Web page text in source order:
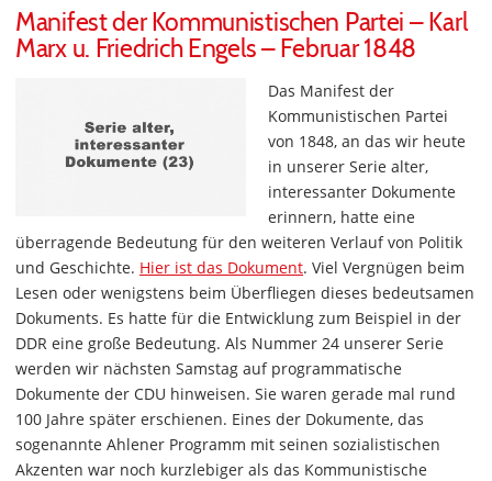
Manifest der Kommunistischen Partei – Karl
Marx u. Friedrich Engels – Februar 1848
Das Manifest der
Kommunistischen Partei
von 1848, an das wir heute
in unserer Serie alter,
interessanter Dokumente
erinnern, hatte eine
überragende Bedeutung für den weiteren Verlauf von Politik
und Geschichte. Hier ist das Dokument. Viel Vergnügen beim
Lesen oder wenigstens beim Überfliegen dieses bedeutsamen
Dokuments. Es hatte für die Entwicklung zum Beispiel in der
DDR eine große Bedeutung. Als Nummer 24 unserer Serie
werden wir nächsten Samstag auf programmatische
Dokumente der CDU hinweisen. Sie waren gerade mal rund
100 Jahre später erschienen. Eines der Dokumente, das
sogenannte Ahlener Programm mit seinen sozialistischen
Akzenten war noch kurzlebiger als das Kommunistische